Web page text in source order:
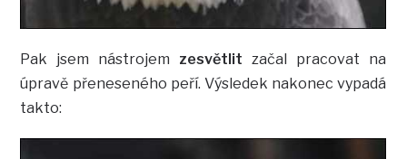
Pak jsem nástrojem zesvětlit začal pracovat na
úpravě přeneseného peří. Výsledek nakonec vypadá
takto: